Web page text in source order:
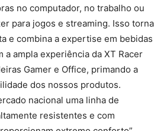
no computador, no trabalho ou
para jogos e streaming. Isso torna
e combina a expertise em bebidas
a ampla experiência da XT Racer
Gamer e Office, primando a
dos nossos produtos.
nacional uma linha de
resistentes e com